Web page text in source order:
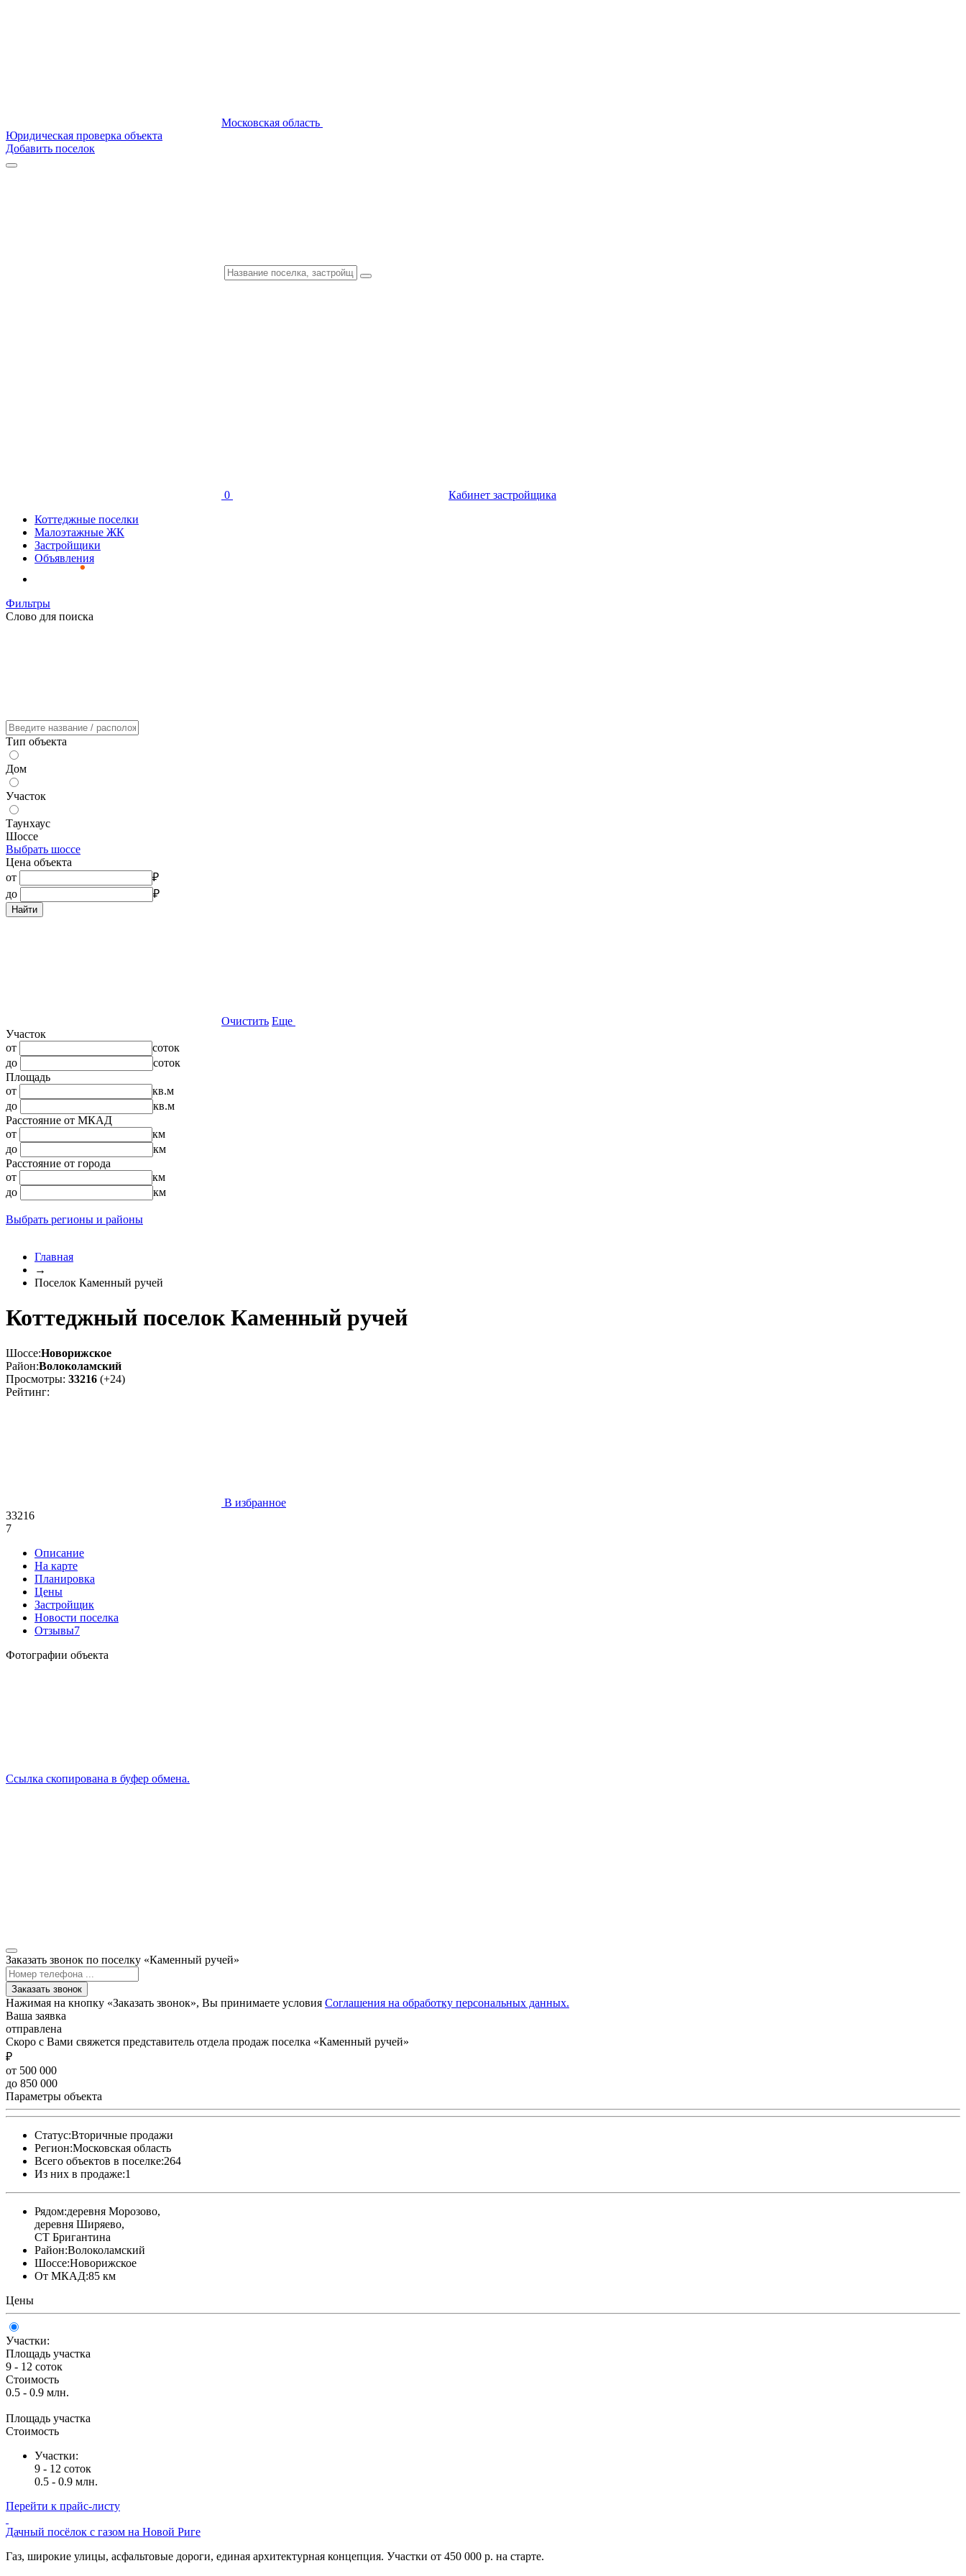
Московская область
Юридическая проверка объекта
Добавить поселок
0
Кабинет застройщика
Коттеджные поселки
Малоэтажные ЖК
Застройщики
Объявления
Фильтры
Слово для поиска
Тип объекта
Дом
Участок
Таунхаус
Шоссе
Выбрать шоссе
Цена объекта
от
₽
до
₽
Найти
Очистить Еще
Участок
от
соток
до
соток
Площадь
от
кв.м
до
кв.м
Расстояние от МКАД
от
км
до
км
Расстояние от города
от
км
до
км
Выбрать регионы и районы
Главная
→
Поселок Каменный ручей
Коттеджный поселок Каменный ручей
Шоссе:Новорижское
Район:Волоколамский
Просмотры: 33216 (+24)
Рейтинг:
В избранное
33216
7
Описание
На карте
Планировка
Цены
Застройщик
Новости поселка
Отзывы7
Фотографии объекта
Ссылка скопирована в буфер обмена.
Заказать звонок по поселку «Каменный ручей»
Заказать звонок
Нажимая на кнопку «Заказать звонок», Вы принимаете условия Соглашения на обработку персональных данных.
Ваша заявка
отправлена
Скоро с Вами свяжется представитель отдела продаж поселка «Каменный ручей»
₽
от 500 000
до 850 000
Параметры объекта
Статус:Вторичные продажи
Регион:Московская область
Всего объектов в поселке:264
Из них в продаже:1
Рядом:деревня Морозово,
деревня Ширяево,
СТ Бригантина
Район:Волоколамский
Шоссе:Новорижское
От МКАД:85 км
Цены
Участки:
Площадь участка
9 - 12 соток
Стоимость
0.5 - 0.9 млн.
Площадь участка
Стоимость
Участки:
9 - 12 соток
0.5 - 0.9 млн.
Перейти к прайс-листу
Дачный посёлок с газом на Новой Риге
Газ, широкие улицы, асфальтовые дороги, единая архитектурная концепция. Участки от 450 000 р. на старте.